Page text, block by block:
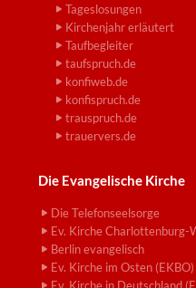
Tageslosungen
Kirchenjahr erläutert
Taufbegleiter
taufspruch.de
konfiweb.de
konfispruch.de
trauspruch.de
trauervers.de
Die Evangelische Kirche
Die Telefonseelsorge
Ev. Kirche Charlottenburg-
Berlin evangelisch
Ev. Kirche im Osten (EKBO)
Ev. Kirche in Deutschland